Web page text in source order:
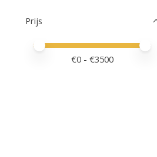
Prijs
Minimale prijswaarde
Price maximum value
€0 - €3500